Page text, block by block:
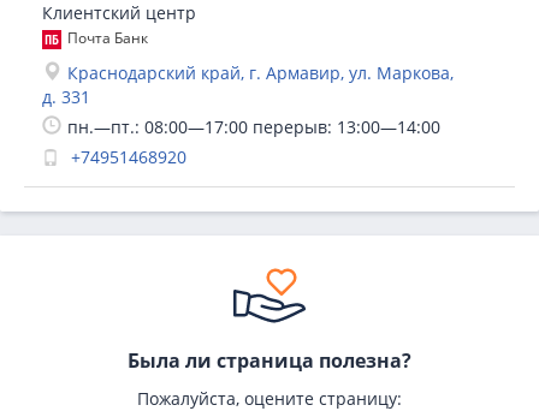
Клиентский центр
Почта Банк
Краснодарский край, г. Армавир, ул. Маркова,
д. 331
пн.—пт.: 08:00—17:00 перерыв: 13:00—14:00
+74951468920
Была ли страница полезна?
Пожалуйста, оцените страницу: